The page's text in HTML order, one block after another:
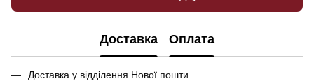
Доставка Оплата
Доставка у відділення Нової пошти